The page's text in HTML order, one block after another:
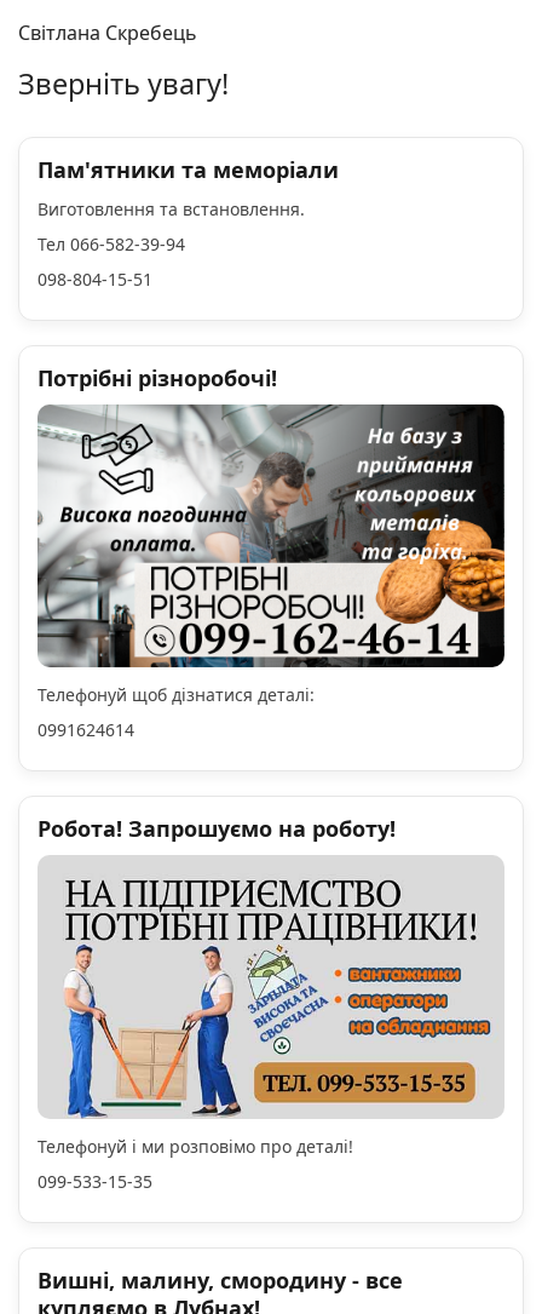
Світлана Скребець
Зверніть увагу!
Пам'ятники та меморіали
Виготовлення та встановлення.
Тел 066-582-39-94
098-804-15-51
Потрібні різноробочі!
Телефонуй щоб дізнатися деталі:
0991624614
Робота! Запрошуємо на роботу!
Телефонуй і ми розповімо про деталі!
099-533-15-35
Вишні, малину, смородину - все
купляємо в Лубнах!